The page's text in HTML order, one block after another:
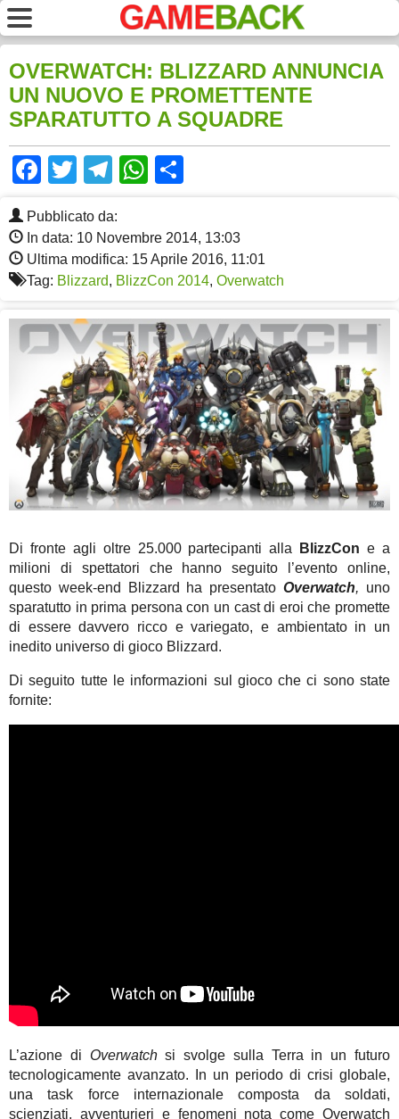
OVERWATCH: BLIZZARD ANNUNCIA
UN NUOVO E PROMETTENTE
SPARATUTTO A SQUADRE
Facebook
TwitterTelegram
WhatsApp
Pubblicato da:
In data: 10 Novembre 2014, 13:03
Ultima modifica: 15 Aprile 2016, 11:01
Tag: Blizzard, BlizzCon 2014, Overwatch
Di fronte agli oltre 25.000 partecipanti alla BlizzCon e a
milioni di spettatori che hanno seguito l’evento online,
questo week-end Blizzard ha presentatoOverwatch, uno
sparatutto in prima persona con un cast di eroi che promette
di essere davvero ricco e variegato, e ambientato in un
inedito universo di gioco Blizzard.
Di seguito tutte le informazioni sul gioco che ci sono state
fornite:
L’azione di Overwatchsi svolge sulla Terra in un futuro
tecnologicamente avanzato. In un periodo di crisi globale,
una task force internazionale composta da soldati,
scienziati, avventurieri e fenomeni nota come Overwatch